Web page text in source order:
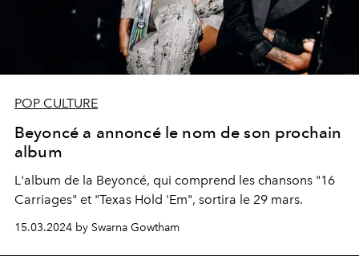
POP CULTURE
Beyoncé a annoncé le nom de son prochain
album
L'album de la Beyoncé, qui comprend les chansons "16
Carriages" et "Texas Hold 'Em", sortira le 29 mars.
15.03.2024 by Swarna Gowtham